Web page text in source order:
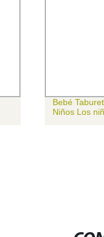
Bebé
Niños Los